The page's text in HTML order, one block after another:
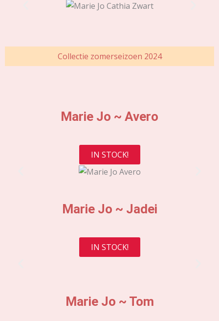
Collectie zomerseizoen 2024
Marie Jo ~ Avero
IN STOCK!
Marie Jo ~ Jadei
IN STOCK!
Marie Jo ~ Tom